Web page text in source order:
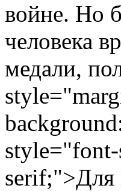
войне. Но
человека
медали,
serif;">Для